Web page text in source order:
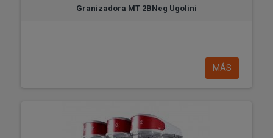
Granizadora MT 2BNeg Ugolini
MÁS